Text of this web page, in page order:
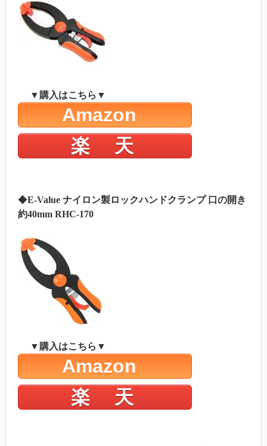
▼購入はこちら▼
Amazon
楽 天
◆E-Value ナイロン製ロックハンドクランプ 口の開き
約40mm RHC-170
▼購入はこちら▼
Amazon
楽 天